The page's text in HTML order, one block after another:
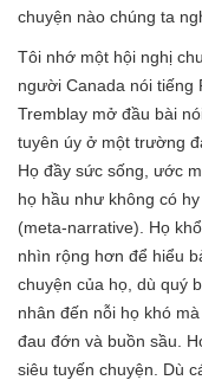
chuyện nào chúng ta
Tôi nhớ một hội nghị
người Canada nói tiếng
Tremblay mở đầu bài
tuyên úy ở một trường
Họ đầy sức sống, ước
họ hầu như không có
(meta-narrative). Họ
nhìn rộng hơn để hiểu
chuyện của họ, dù quý
nhân đến nỗi họ khó
đau đớn và buồn sầu.
siêu tuyến chuyện. Dù